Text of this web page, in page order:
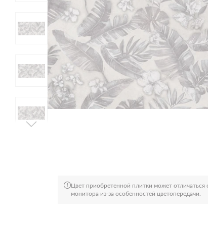
Цвет приобретенной плитки может отличаться
монитора из-за особенностей цветопередачи.